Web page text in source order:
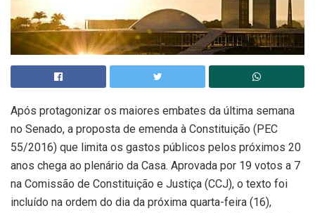
Após protagonizar os maiores embates da última semana
no Senado, a proposta de emenda à Constituição (PEC
55/2016) que limita os gastos públicos pelos próximos 20
anos chega ao plenário da Casa. Aprovada por 19 votos a 7
na Comissão de Constituição e Justiça (CCJ), o texto foi
incluído na ordem do dia da próxima quarta-feira (16),